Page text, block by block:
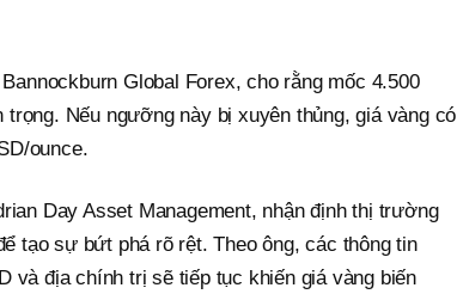
Global Forex, cho rằng mốc 4.500
Nếu ngưỡng này bị xuyên thủng, giá vàng có
ounce.
Day Asset Management, nhận định thị trường
tạo sự bứt phá rõ rệt. Theo ông, các thông tin
và địa chính trị sẽ tiếp tục khiến giá vàng biến